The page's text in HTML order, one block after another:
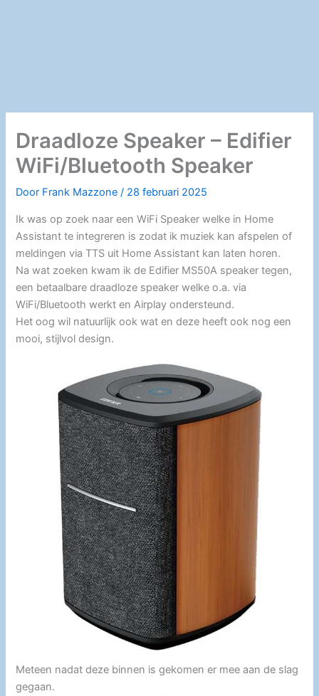
Draadloze Speaker – Edifier
WiFi/Bluetooth Speaker
Door Frank Mazzone/ 28 februari 2025
Ik was op zoek naar een WiFi Speaker welke in Home
Assistant te integreren is zodat ik muziek kan afspelen of
meldingen via TTS uit Home Assistant kan laten horen.
Na wat zoeken kwam ik de Edifier MS50A speaker tegen,
een betaalbare draadloze speaker welke o.a. via
WiFi/Bluetooth werkt en Airplay ondersteund.
Het oog wil natuurlijk ook wat en deze heeft ook nog een
mooi, stijlvol design.
Meteen nadat deze binnen is gekomen er mee aan de slag
gegaan.